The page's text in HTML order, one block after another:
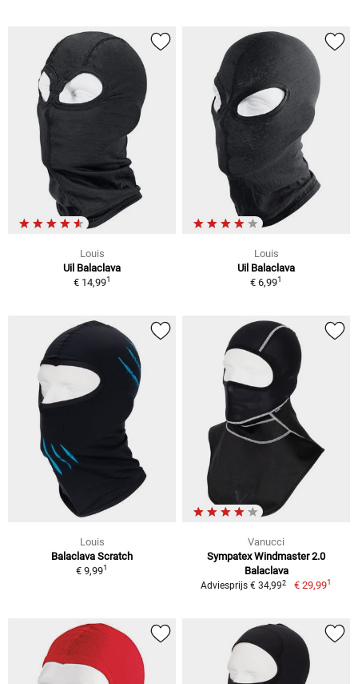
Louis
Uil Balaclava
€ 14,991
Louis
Uil Balaclava
€ 6,991
Louis
Balaclava Scratch
€ 9,991
Vanucci
Sympatex Windmaster 2.0
Balaclava
Adviesprijs € 34,992 € 29,991